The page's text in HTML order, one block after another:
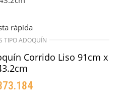
rápida
TIPO ADOQUÍN
Corrido Liso 91cm x